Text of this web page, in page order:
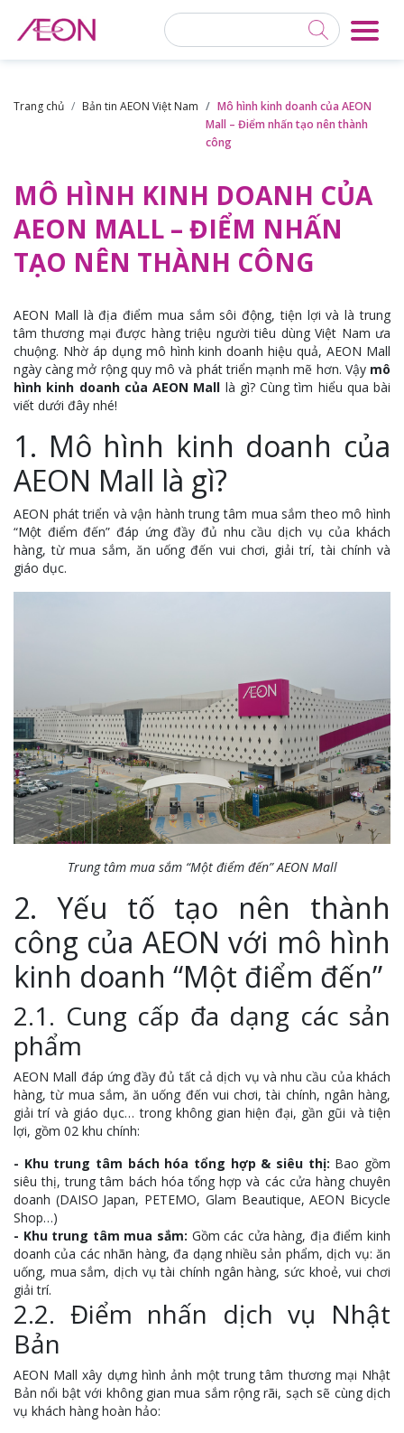
Trang chủ Bản tin AEON Việt Nam
Mô hình kinh doanh của AEON
Mall – Điểm nhấn tạo nên thành
công
MÔ HÌNH KINH DOANH CỦA
AEON MALL – ĐIỂM NHẤN
TẠO NÊN THÀNH CÔNG
AEON Mall là địa điểm mua sắm sôi động, tiện lợi và là trung
tâm thương mại được hàng triệu người tiêu dùng Việt Nam ưa
chuộng. Nhờ áp dụng mô hình kinh doanh hiệu quả, AEON Mall
ngày càng mở rộng quy mô và phát triển mạnh mẽ hơn. Vậy mô
hình kinh doanh của AEON Mall là gì? Cùng tìm hiểu qua bài
viết dưới đây nhé!
1. Mô hình kinh doanh của
AEON Mall là gì?
AEON phát triển và vận hành trung tâm mua sắm theo mô hình
“Một điểm đến” đáp ứng đầy đủ nhu cầu dịch vụ của khách
hàng, từ mua sắm, ăn uống đến vui chơi, giải trí, tài chính và
giáo dục.
Trung tâm mua sắm “Một điểm đến” AEON Mall
2. Yếu tố tạo nên thành
công của AEON với mô hình
kinh doanh “Một điểm đến”
2.1. Cung cấp đa dạng các sản
phẩm
AEON Mall đáp ứng đầy đủ tất cả dịch vụ và nhu cầu của khách
hàng, từ mua sắm, ăn uống đến vui chơi, tài chính, ngân hàng,
giải trí và giáo dục… trong không gian hiện đại, gần gũi và tiện
lợi, gồm 02 khu chính:
- Khu trung tâm bách hóa tổng hợp & siêu thị: Bao gồm
siêu thị, trung tâm bách hóa tổng hợp và các cửa hàng chuyên
doanh (DAISO Japan, PETEMO, Glam Beautique, AEON Bicycle
Shop…)
- Khu trung tâm mua sắm: Gồm các cửa hàng, địa điểm kinh
doanh của các nhãn hàng, đa dạng nhiều sản phẩm, dịch vụ: ăn
uống, mua sắm, dịch vụ tài chính ngân hàng, sức khoẻ, vui chơi
giải trí.
2.2. Điểm nhấn dịch vụ Nhật
Bản
AEON Mall xây dựng hình ảnh một trung tâm thương mại Nhật
Bản nổi bật với không gian mua sắm rộng rãi, sạch sẽ cùng dịch
vụ khách hàng hoàn hảo: